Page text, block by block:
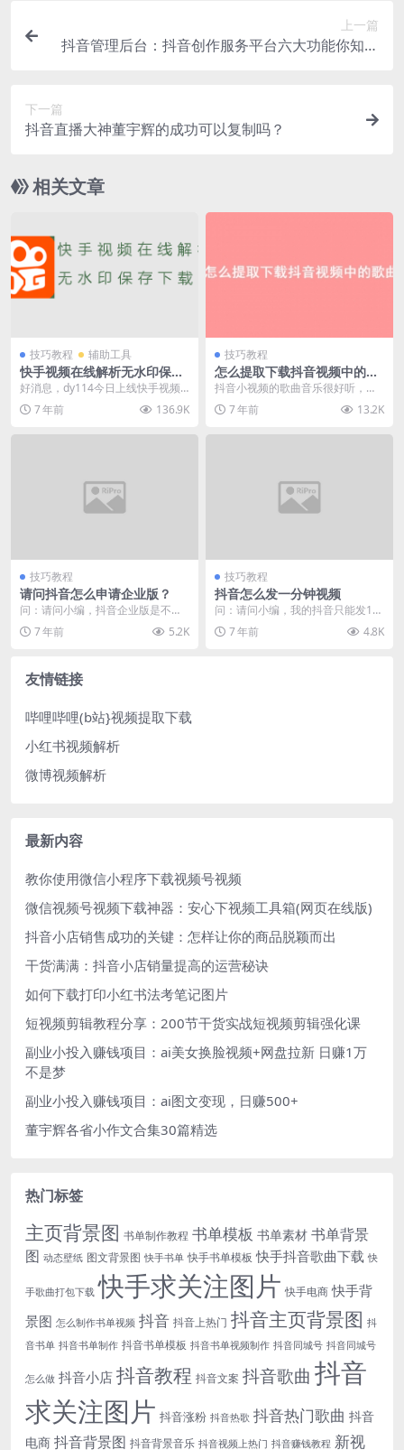
上一篇
抖音管理后台：抖音创作服务平台六大功能你知道
下一篇
抖音直播大神董宇辉的成功可以复制吗？
相关文章
技巧教程 辅助工具
快手视频在线解析无水印保存
下载工具
好消息，dy114今日上线快手视频
在线解析器，网址：http://www.dy
1... 7 年前 136.9K
技巧教程
怎么提取下载抖音视频中的歌
曲音乐
抖音小视频的歌曲音乐很好听，想
下载下来做铃声、或者保存到u盘上
车上听、或者提取出...
7 年前 13.2K
技巧教程
请问抖音怎么申请企业版？
问：请问小编，抖音企业版是不是
要认证，跟个人的有什么区别？
答：相对于个人版，抖...
7 年前 5.2K
技巧教程
抖音怎么发一分钟视频
问：请问小编，我的抖音只能发15
秒短视频，抖音怎么发一分钟视
频？ 答：抖音一分钟...
7 年前 4.8K
友情链接
哔哩哔哩(b站}视频提取下载
小红书视频解析
微博视频解析
最新内容
教你使用微信小程序下载视频号视频
微信视频号视频下载神器：安心下视频工具箱(网页在线版)
抖音小店销售成功的关键：怎样让你的商品脱颖而出
干货满满：抖音小店销量提高的运营秘诀
如何下载打印小红书法考笔记图片
短视频剪辑教程分享：200节干货实战短视频剪辑强化课
副业小投入赚钱项目：ai美女换脸视频+网盘拉新 日赚1万
不是梦
副业小投入赚钱项目：ai图文变现，日赚500+
董宇辉各省小作文合集30篇精选
热门标签
主页背景图 书单制作教程 书单模板 书单素材 书单背景
图 动态壁纸 图文背景图 快手书单 快手书单模板 快手抖音歌曲下载 快
手歌曲打包下载 快手求关注图片 快手电商 快手背
景图 怎么制作书单视频 抖音 抖音上热门 抖音主页背景图 抖
音书单 抖音书单制作 抖音书单模板 抖音书单视频制作 抖音同城号 抖音同城号
怎么做 抖音小店 抖音教程 抖音文案 抖音歌曲 抖音
求关注图片 抖音涨粉 抖音热歌 抖音热门歌曲 抖音
电商 抖音背景图 抖音背景音乐 抖音视频上热门 抖音赚钱教程 新视